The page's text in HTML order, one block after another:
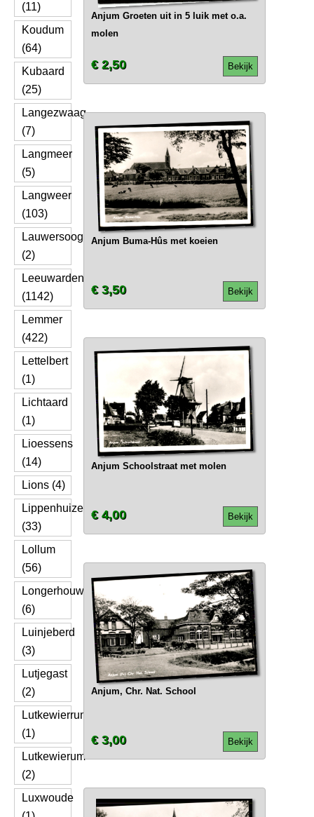
(11)
Koudum
(64)
Kubaard
(25)
Langezwaag
(7)
Langmeer
(5)
Langweer
(103)
Lauwersoog
(2)
Leeuwarden
(1142)
Lemmer
(422)
Lettelbert
(1)
Lichtaard
(1)
Lioessens
(14)
Lions (4)
Lippenhuizen
(33)
Lollum
(56)
Longerhouw
(6)
Luinjeberd
(3)
Lutjegast
(2)
Lutkewierrum
(1)
Lutkewierum
(2)
Luxwoude
Anjum Groeten uit in 5 luik met o.a.
molen
Bekijk
€ 2,50
Anjum Buma-Hûs met koeien
Bekijk
€ 3,50
Anjum Schoolstraat met molen
Bekijk
€ 4,00
Anjum, Chr. Nat. School
Bekijk
€ 3,00